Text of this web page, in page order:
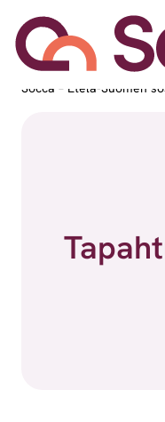
Socca – Etelä-Suomen